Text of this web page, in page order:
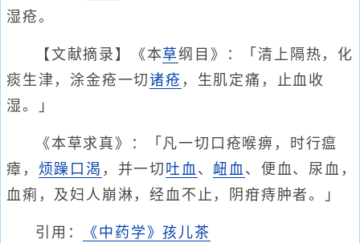
湿疮。
【文献摘录】《本草纲目》：「清上隔热，化
痰生津，涂金疮一切诸疮 ，生肌定痛，止血收
湿。」
《本草求真》：「凡一切口疮喉痹，时行瘟
瘴， 烦躁口渴 ，并一切 吐血、衄血、便血、尿血，
血痢，及妇人崩淋，经血不止，阴疳痔肿者。」
引用： 《中药学》孩儿茶